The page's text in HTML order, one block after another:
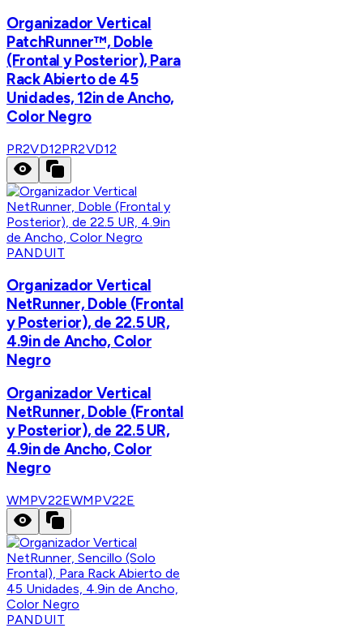
Organizador Vertical
PatchRunner™, Doble
(Frontal y Posterior), Para
Rack Abierto de 45
Unidades, 12in de Ancho,
Color Negro
PR2VD12PR2VD12
PANDUIT
Organizador Vertical
NetRunner, Doble (Frontal
y Posterior), de 22.5 UR,
4.9in de Ancho, Color
Negro
Organizador Vertical
NetRunner, Doble (Frontal
y Posterior), de 22.5 UR,
4.9in de Ancho, Color
Negro
WMPV22EWMPV22E
PANDUIT